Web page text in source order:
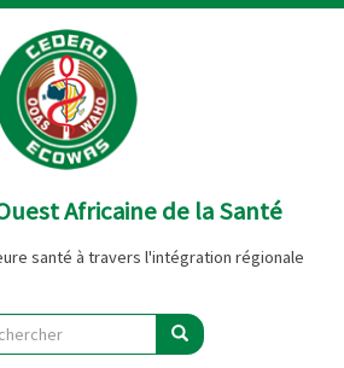
Africaine de la Santé
santé à travers l'intégration régionale
Rechercher